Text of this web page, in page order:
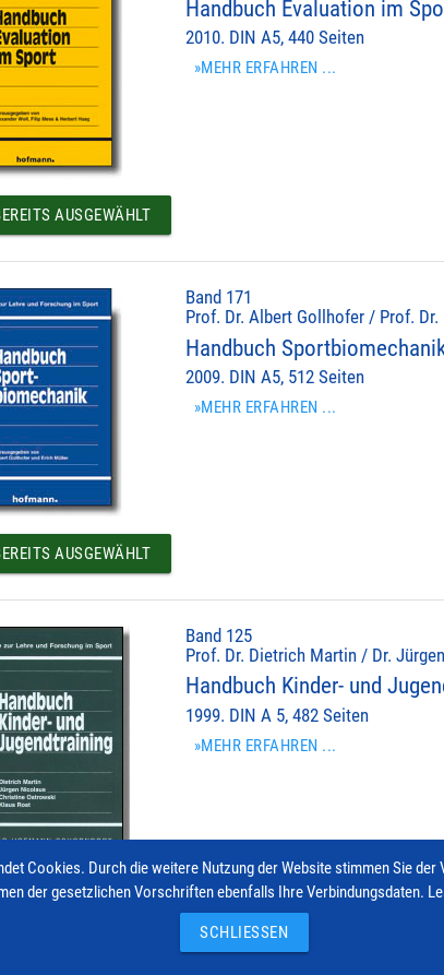
Handbuch Evaluation im
2010. DIN A5, 440 Seiten
»MEHR ERFAHREN ...
AUSGEWÄHLT
Band 171
Prof. Dr. Albert Gollhofer / Prof.
Handbuch
2009. DIN A5, 512 Seiten
»MEHR ERFAHREN ...
AUSGEWÄHLT
Band 125
Prof. Dr. Dietrich Martin / Dr.
Handbuch Kinder- und
1999. DIN A 5, 482 Seiten
»MEHR ERFAHREN ...
AUSGEWÄHLT
© 2026 Hofmann-Verlag
Cookies. Durch die weitere Nutzung der Website stimmen Sie
der gesetzlichen Vorschriften ebenfalls Ihre Verbindungsdaten.
SCHLIESSEN